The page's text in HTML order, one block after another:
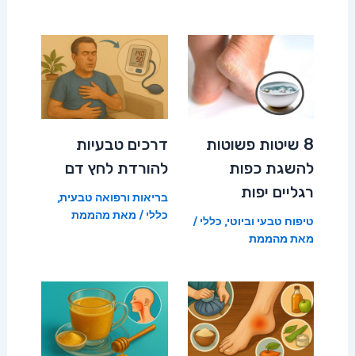
8 שיטות פשוטות
להשגת כפות
רגליים יפות
טיפוח טבעי וביוטי, כללי /
מאת מהממת
דרכים טבעיות
להורדת לחץ דם
בריאות ורפואה טבעית,
כללי / מאת מהממת